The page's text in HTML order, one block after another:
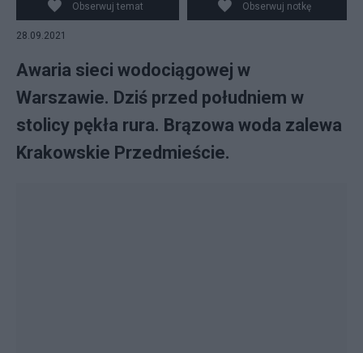
Obserwuj temat Obserwuj notkę
28.09.2021
Awaria sieci wodociągowej w
Warszawie. Dziś przed południem w
stolicy pękła rura. Brązowa woda zalewa
Krakowskie Przedmieście.